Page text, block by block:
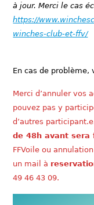
à jour. Merci le cas
https://
winches-club-et-ffv/
En cas de problème,
Merci d’annuler vos
pouvez pas y
d’autres
de 48h avant sera
FFVoile ou
un mail à
49 46 43 09.